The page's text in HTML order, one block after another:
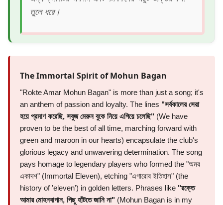
তুলে ধরে।
The Immortal Spirit of Mohun Bagan
"Rokte Amar Mohun Bagan" is more than just a song; it's
an anthem of passion and loyalty. The lines "সর্বকালের সেরা
হয়ে প্রমাণ করেছি, সবুজ মেরুন বুকে নিয়ে এগিয়ে চলেছি" (We have
proven to be the best of all time, marching forward with
green and maroon in our hearts) encapsulate the club's
glorious legacy and unwavering determination. The song
pays homage to legendary players who formed the "অমর
একাদশ" (Immortal Eleven), etching "এগারোর ইতিহাস" (the
history of 'eleven') in golden letters. Phrases like "রক্তে
আমার মোহনবাগান, পিছু হাঁটতে জানি না" (Mohun Bagan is in my